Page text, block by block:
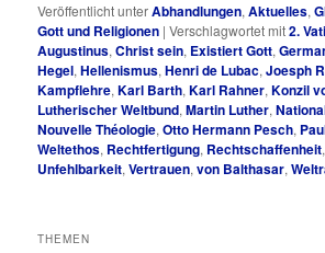
Veröffentlicht unterAbhandlungen,Aktuelles,
Gott und Religionen |Verschlagwortet mit2.
Augustinus,Christ sein, Existiert Gott,
Hegel,Hellenismus,Henri de Lubac,Joesph
Kampflehre,Karl Barth,Karl Rahner,Konzil
Lutherischer Weltbund,Martin Luther,
Nouvelle Théologie,Otto Hermann Pesch,
Weltethos, Rechtfertigung, Rechtschaffenheit
Unfehlbarkeit,Vertrauen,von Balthasar,
THEMEN